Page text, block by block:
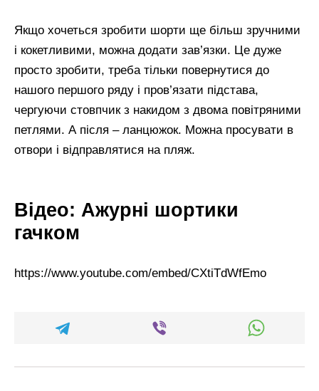
Якщо хочеться зробити шорти ще більш зручними
і кокетливими, можна додати зав’язки. Це дуже
просто зробити, треба тільки повернутися до
нашого першого ряду і пров’язати підстава,
чергуючи стовпчик з накидом з двома повітряними
петлями. А після – ланцюжок. Можна просувати в
отвори і відправлятися на пляж.
Відео: Ажурні шортики
гачком
https://www.youtube.com/embed/CXtiTdWfEmo